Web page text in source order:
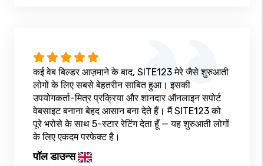
कई वेब बिल्डर आज़माने के बाद, SITE123 मेरे जैसे शुरुआती
लोगों के लिए सबसे बेहतरीन साबित हुआ। इसकी
उपयोगकर्ता-मित्र प्रक्रिया और शानदार ऑनलाइन सपोर्ट
वेबसाइट बनाना बेहद आसान बना देते हैं। मैं SITE123 को
पूरे भरोसे के साथ 5-स्टार रेटिंग देता हूँ — यह शुरुआती लोगों
के लिए एकदम परफेक्ट है।
पॉल डाउन्स